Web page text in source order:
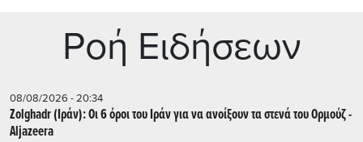
Ρoή Ειδήσεων
08/08/2026 - 20:34
Zolghadr (Ιράν): Οι 6 όροι του Ιράν για να ανοίξουν τα στενά του Ορμούζ -
Aljazeera